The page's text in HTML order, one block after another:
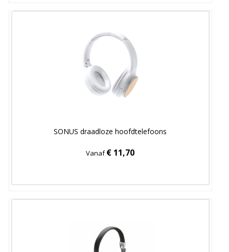
SONUS draadloze hoofdtelefoons
Vanaf€ 11,70